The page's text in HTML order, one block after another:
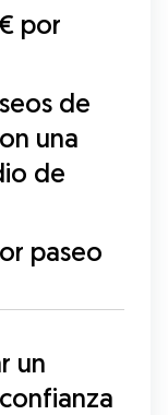
por
de
una
de
paseo
un